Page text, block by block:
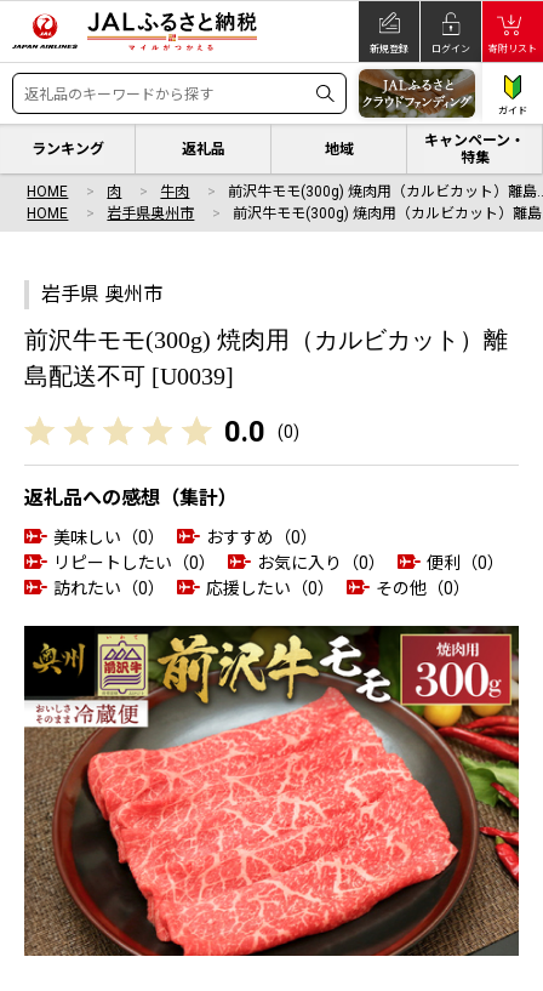
新規登録 ログイン 寄附リスト
ガイド
ランキング 返礼品 地域
キャンペーン・
特集
HOME 肉 牛肉
前沢牛モモ(300g) 焼肉用（カルビカット）離島
HOME
岩手県奥州市 前沢牛モモ(300g) 焼肉用（カルビカット）離
岩手県 奥州市
前沢牛モモ(300g) 焼肉用（カルビカット）離
島配送不可 [U0039]
0.0 (0)
返礼品への感想（集計）
美味しい（0）
おすすめ（0）
リピートしたい（0）
お気に入り（0）
便利（0）
訪れたい（0）
応援したい（0） その他（0）